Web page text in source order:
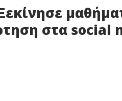
στα social